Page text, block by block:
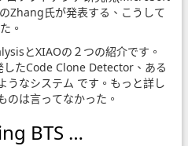
Zhang氏が発表する、こうして
。
とXIAOの２つの紹介です。
たCode Clone Detector、ある
うなシステム です。もっと詳し
のは言ってなかった。
BTS …